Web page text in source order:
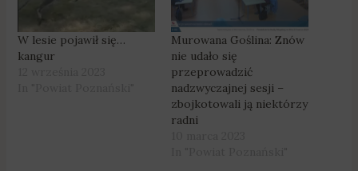
W lesie pojawił się…
kangur
Murowana Goślina: Znów
nie udało się
przeprowadzić
nadzwyczajnej sesji –
zbojkotowali ją niektórzy
radni